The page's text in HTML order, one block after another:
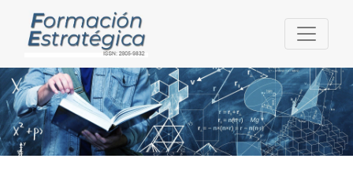
Formación Estratégica